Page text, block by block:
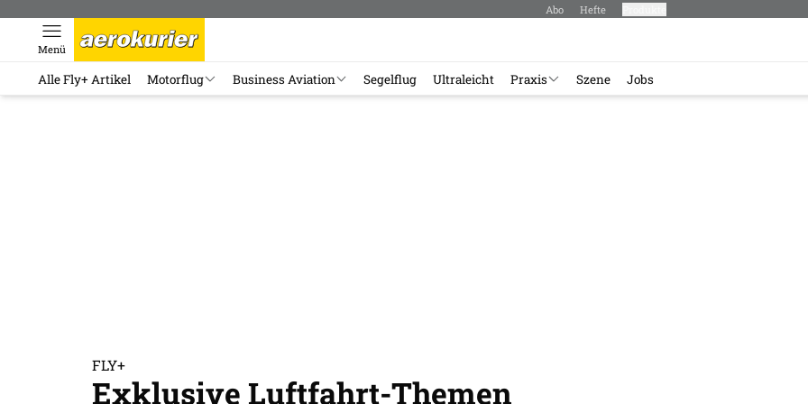
Abo Hefte
Menü
Alle Fly+ Artikel Motorflug Business Aviation Segelflug Ultraleicht Praxis Szene Jobs
FLY+
Exklusive Luftfahrt-Themen